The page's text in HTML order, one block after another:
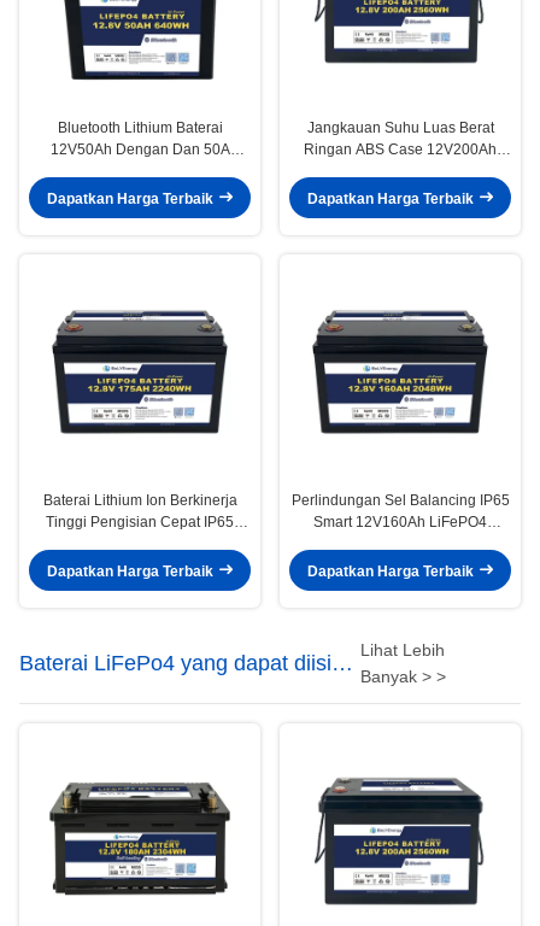
Bluetooth Lithium Baterai
12V50Ah Dengan Dan 50A
Dapatkan Harga Terbaik
Jangkauan Suhu Luas Berat
Ringan ABS Case 12V200Ah
Dapatkan Harga Terbaik
Baterai Lithium Ion Berkinerja
Tinggi Pengisian Cepat IP65
Dapatkan Harga Terbaik
Perlindungan Sel Balancing IP65
Smart 12V160Ah LiFePO4
Dapatkan Harga Terbaik
Baterai LiFePo4 yang dapat diisi
ulang
Lihat Lebih
Banyak > >